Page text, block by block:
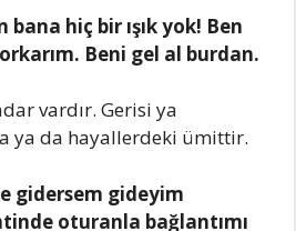
hiç bir ışık yok! Ben
Beni gel al burdan.
vardır. Gerisi ya
ya da hayallerdeki ümittir.
gidersem gideyim
oturanla bağlantımı